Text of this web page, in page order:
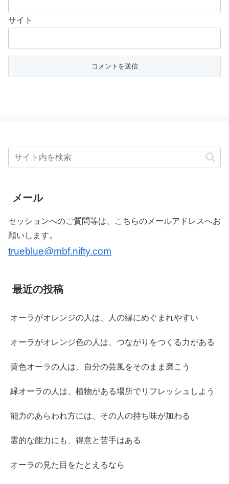
サイト
メール
セッションへのご質問等は、こちらのメールアドレスへお
願いします。
trueblue@mbf.nifty.com
最近の投稿
オーラがオレンジの人は、人の縁にめぐまれやすい
オーラがオレンジ色の人は、つながりをつくる力がある
黄色オーラの人は、自分の芸風をそのまま磨こう
緑オーラの人は、植物がある場所でリフレッシュしよう
能力のあらわれ方には、その人の持ち味が加わる
霊的な能力にも、得意と苦手はある
オーラの見た目をたとえるなら